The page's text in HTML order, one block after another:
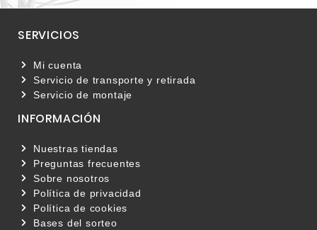
SERVICIOS
Mi cuenta
Servicio de transporte y retirada
Servicio de montaje
INFORMACIÓN
Nuestras tiendas
Preguntas frecuentes
Sobre nosotros
Política de privacidad
Política de cookies
Bases del sorteo